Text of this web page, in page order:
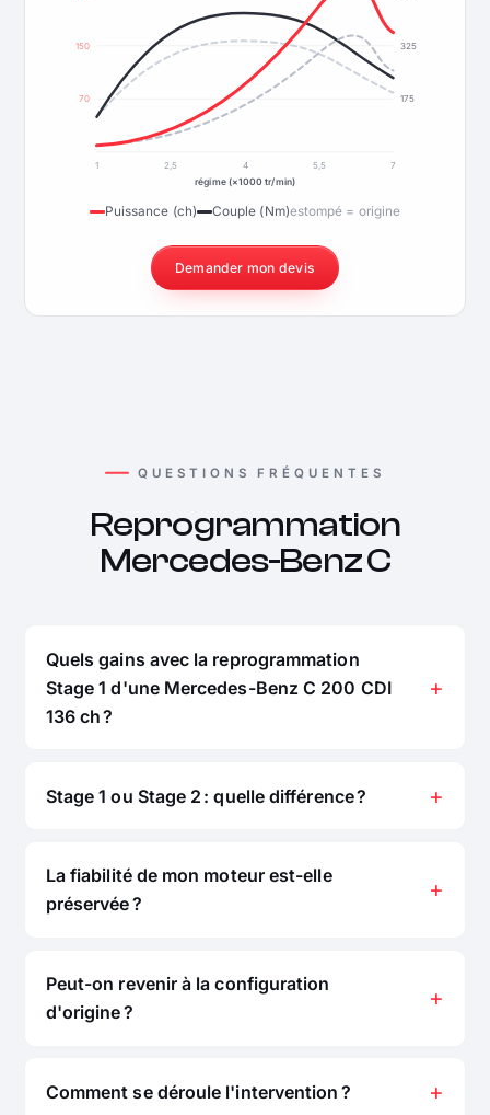
70
150
175
325
1 2,5 4 5,5
7
régime (×1000 tr/min)
Puissance (ch) Couple (Nm)estompé = origine
Demander mon devis
QUESTIONS FRÉQUENTES
Reprogrammation
Mercedes-Benz C
Quels gains avec la reprogrammation
Stage 1 d'une Mercedes-Benz C 200 CDI
136 ch ?
Stage 1 ou Stage 2 : quelle différence ?
La fiabilité de mon moteur est-elle
préservée ?
Peut-on revenir à la configuration
d'origine ?
Comment se déroule l'intervention ?